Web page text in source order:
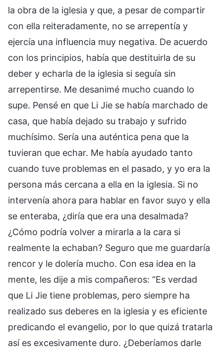
la obra de la iglesia y que, a pesar de compartir
con ella reiteradamente, no se arrepentía y
ejercía una influencia muy negativa. De acuerdo
con los principios, había que destituirla de su
deber y echarla de la iglesia si seguía sin
arrepentirse. Me desanimé mucho cuando lo
supe. Pensé en que Li Jie se había marchado de
casa, que había dejado su trabajo y sufrido
muchísimo. Sería una auténtica pena que la
tuvieran que echar. Me había ayudado tanto
cuando tuve problemas en el pasado, y yo era la
persona más cercana a ella en la iglesia. Si no
intervenía ahora para hablar en favor suyo y ella
se enteraba, ¿diría que era una desalmada?
¿Cómo podría volver a mirarla a la cara si
realmente la echaban? Seguro que me guardaría
rencor y le dolería mucho. Con esa idea en la
mente, les dije a mis compañeros: “Es verdad
que Li Jie tiene problemas, pero siempre ha
realizado sus deberes en la iglesia y es eficiente
predicando el evangelio, por lo que quizá tratarla
así es excesivamente duro. ¿Deberíamos darle